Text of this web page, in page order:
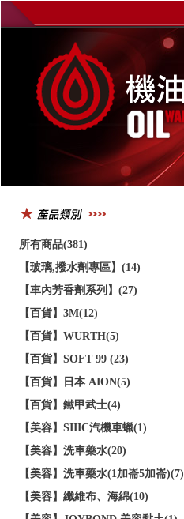
所有商品(381)
【玻璃,撥水劑專區】(14)
【車內芳香劑系列】(27)
【百貨】3M(12)
【百貨】WURTH(5)
【百貨】SOFT 99 (23)
【百貨】日本 AION(5)
【百貨】鐵甲武士(4)
【美容】SIIIC汽機車蠟(1)
【美容】洗車藥水(20)
【美容】洗車藥水(1加崙5加崙)(7)
【美容】纖維布、海綿(10)